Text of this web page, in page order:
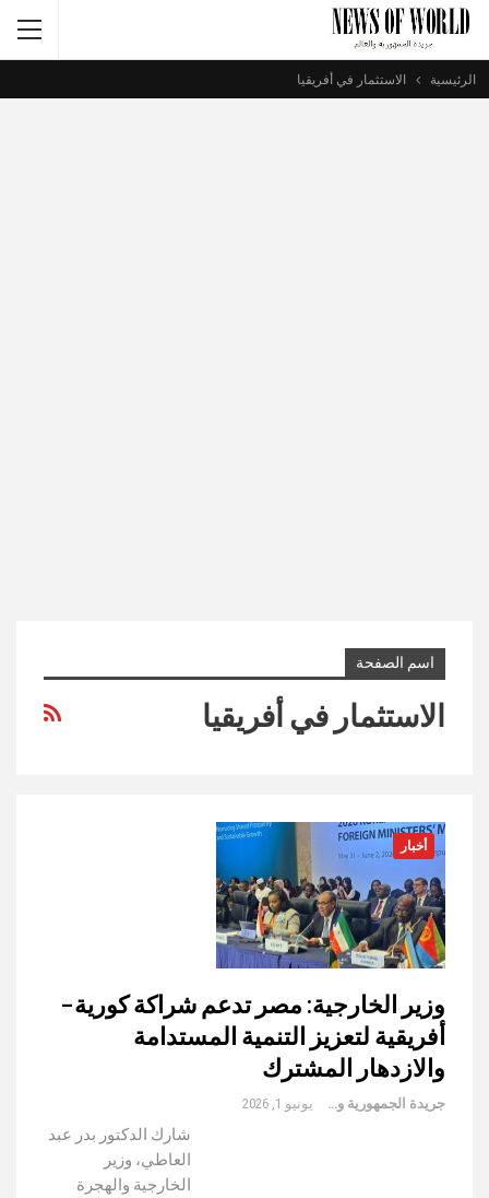
الرئيسية الاستثمار في أفريقيا
اسم الصفحة
الاستثمار في أفريقيا
أخبار
وزير الخارجية: مصر تدعم شراكة كورية–
أفريقية لتعزيز التنمية المستدامة
والازدهار المشترك
جريدة الجمهورية والعالم يونيو 1, 2026
شارك الدكتور بدر عبد
العاطي، وزير
الخارجية والهجرة